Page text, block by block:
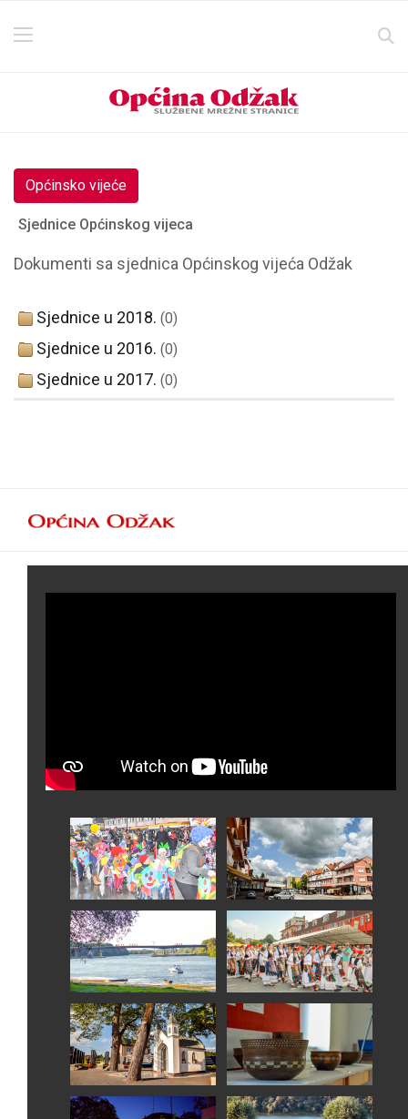
Općinsko vijeće
Sjednice Općinskog vijeca
Dokumenti sa sjednica Općinskog vijeća Odžak
Sjednice u 2018. (0)
Sjednice u 2016. (0)
Sjednice u 2017. (0)